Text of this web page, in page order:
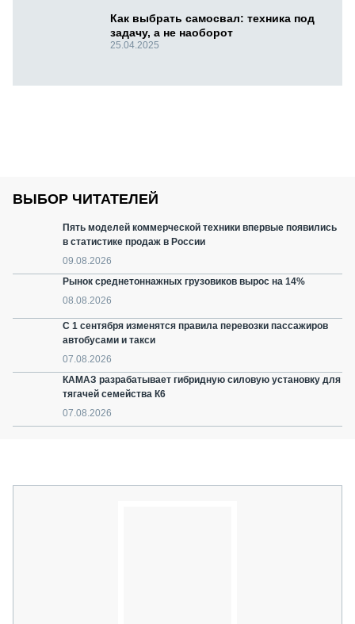
Как выбрать самосвал: техника под
задачу, а не наоборот
25.04.2025
ВЫБОР ЧИТАТЕЛЕЙ
Пять моделей коммерческой техники впервые появились
в статистике продаж в России
09.08.2026
Рынок среднетоннажных грузовиков вырос на 14%
08.08.2026
С 1 сентября изменятся правила перевозки пассажиров
автобусами и такси
07.08.2026
КАМАЗ разрабатывает гибридную силовую установку для
тягачей семейства К6
07.08.2026